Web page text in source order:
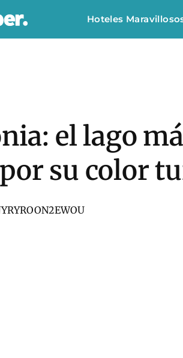
Hoteles
el lago
su color